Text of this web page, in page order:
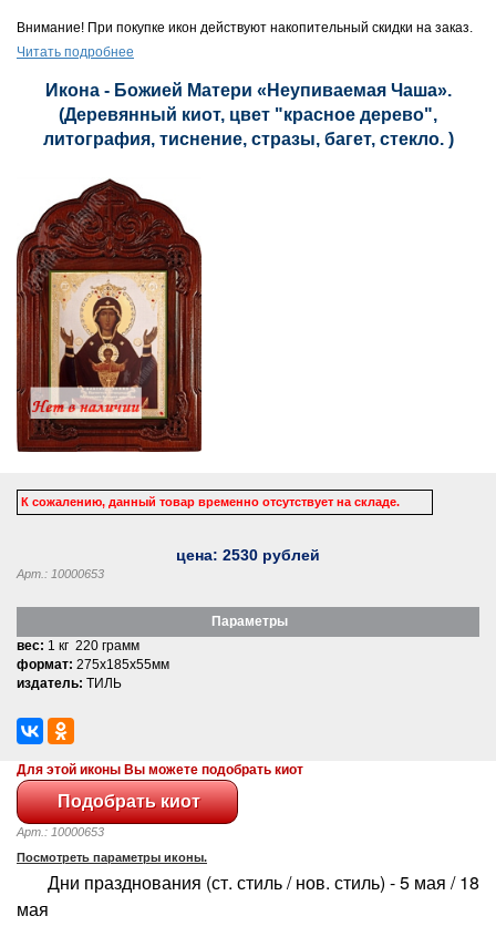
Внимание! При покупке икон действуют накопительный скидки на заказ.
Читать подробнее
Икона - Божией Матери «Неупиваемая Чаша».
(Деревянный киот, цвет "красное дерево",
литография, тиснение, стразы, багет, стекло. )
К сожалению, данный товар временно отсутствует на складе.
цена: 2530 рублей
Арт.: 10000653
Параметры
вес: 1 кг 220 грамм
формат: 275x185x55мм
издатель: ТИЛЬ
Для этой иконы Вы можете подобрать киот
Арт.: 10000653
Посмотреть параметры иконы.
Дни празднования (ст. стиль / нов. стиль) - 5 мая / 18
мая